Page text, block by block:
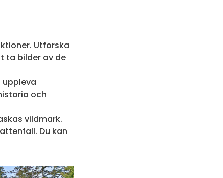
Utforska
ta bilder av de
uppleva
och
vildmark.
Du kan